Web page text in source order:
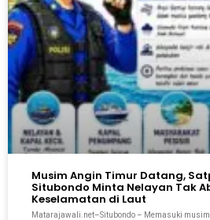
Musim Angin Timur Datang,
Situbondo Minta Nelayan Tak
Keselamatan di Laut
Matarajawali.net–Situbondo – Memasuki